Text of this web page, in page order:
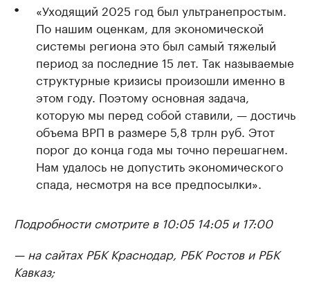
«Уходящий 2025 год был ультранепростым.
По нашим оценкам, для экономической
системы региона это был самый тяжелый
период за последние 15 лет. Так называемые
структурные кризисы произошли именно в
этом году. Поэтому основная задача,
которую мы перед собой ставили, — достичь
объема ВРП в размере 5,8 трлн руб. Этот
порог до конца года мы точно перешагнем.
Нам удалось не допустить экономического
спада, несмотря на все предпосылки».
Подробности смотрите в 10:05 14:05 и 17:00
— на сайтах РБК Краснодар, РБК Ростов и РБК
Кавказ;